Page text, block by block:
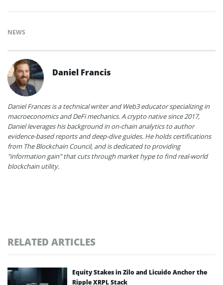
NEWS
Daniel Francis
Daniel Frances is a technical writer and Web3 educator specializing in
macroeconomics and DeFi mechanics. A crypto native since 2017,
Daniel leverages his background in on-chain analytics to author
evidence-based reports and deep-dive guides. He holds certifications
from The Blockchain Council, and is dedicated to providing
"information gain" that cuts through market hype to find real-world
blockchain utility.
RELATED ARTICLES
Equity Stakes in Zilo and Licuido Anchor the
Ripple XRPL Stack